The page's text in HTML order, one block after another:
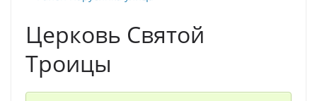
Церковь Святой
Троицы